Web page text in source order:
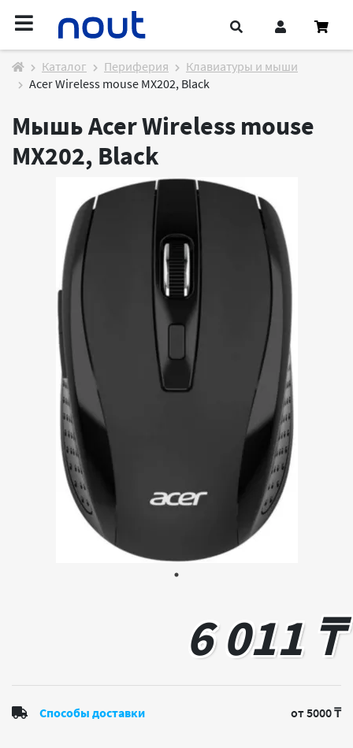
Каталог Периферия
Клавиатуры и мыши
Acer Wireless mouse MX202, Black
Мышь Acer Wireless mouse
MX202, Black
6 011 ₸
Способы доставки от 5000 ₸